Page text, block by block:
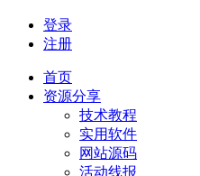
登录
注册
首页
资源分享
技术教程
实用软件
网站源码
活动线报